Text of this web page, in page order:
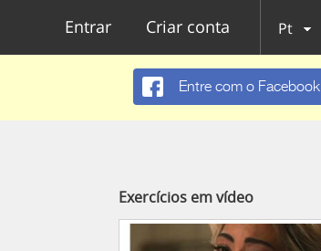
Entrar Criar conta Pt
Entre com o Facebook
Exercícios em vídeo